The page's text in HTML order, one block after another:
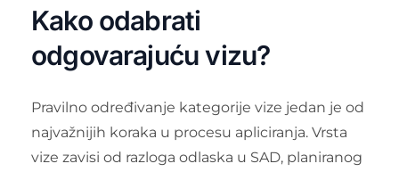
Kako odabrati
odgovarajuću vizu?
Pravilno određivanje kategorije vize jedan je od
najvažnijih koraka u procesu apliciranja. Vrsta
vize zavisi od razloga odlaska u SAD, planiranog